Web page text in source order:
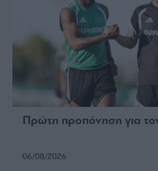
Πρώτη προπόνηση για τον
06/08/2026